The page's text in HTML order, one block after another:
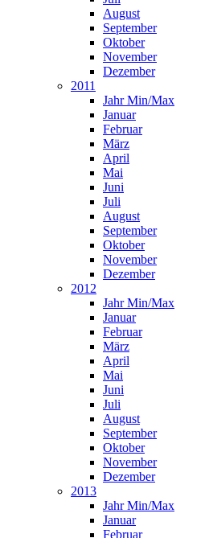
August
September
Oktober
November
Dezember
2011
Jahr Min/Max
Januar
Februar
März
April
Mai
Juni
Juli
August
September
Oktober
November
Dezember
2012
Jahr Min/Max
Januar
Februar
März
April
Mai
Juni
Juli
August
September
Oktober
November
Dezember
2013
Jahr Min/Max
Januar
Februar